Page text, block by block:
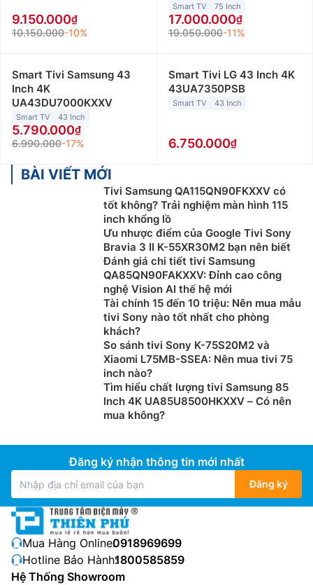
9.150.000
10.150.000-10%
Smart TV 75 Inch
17.000.000
19.050.000-11%
Smart Tivi Samsung 43
Inch 4K
UA43DU7000KXXV
Smart TV 43 Inch
5.790.000
6.990.000-17%
Smart Tivi LG 43 Inch 4K
43UA7350PSB
Smart TV 43 Inch
6.750.000
BÀI VIẾT MỚI
Tivi Samsung QA115QN90FKXXV có
tốt không? Trải nghiệm màn hình 115
inch khổng lồ
Ưu nhược điểm của Google Tivi Sony
Bravia 3 II K-55XR30M2 bạn nên biết
Đánh giá chi tiết tivi Samsung
QA85QN90FAKXXV: Đỉnh cao công
nghệ Vision AI thế hệ mới
Tài chính 15 đến 10 triệu: Nên mua mẫu
tivi Sony nào tốt nhất cho phòng
khách?
So sánh tivi Sony K-75S20M2 và
Xiaomi L75MB-SSEA: Nên mua tivi 75
inch nào?
Tìm hiểu chất lượng tivi Samsung 85
Inch 4K UA85U8500HKXXV – Có nên
mua không?
Đăng ký nhận thông tin mới nhất
Đăng ký
Mua Hàng Online:0918969699
Hotline Bảo Hành:1800585859
Hệ Thống Showroom